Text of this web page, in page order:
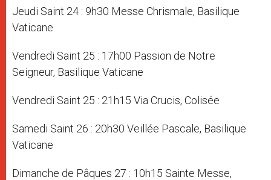
Jeudi Saint 24 : 9h30 Messe Chrismale, Basilique
Vaticane
Vendredi Saint 25 : 17h00 Passion de Notre
Seigneur, Basilique Vaticane
Vendredi Saint 25 : 21h15 Via Crucis, Colisée
Samedi Saint 26 : 20h30 Veillée Pascale, Basilique
Vaticane
Dimanche de Pâques 27 : 10h15 Sainte Messe,